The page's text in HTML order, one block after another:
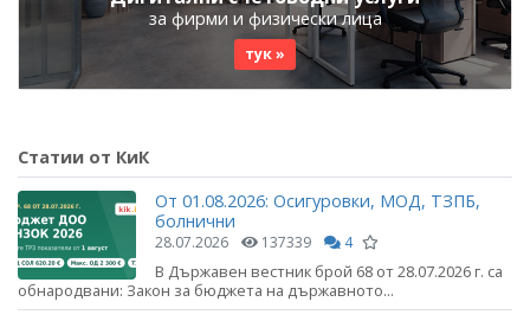
за фирми и физически лица
тук »
Статии от КиК
От 01.08.2026: Осигуровки, МОД, ТЗПБ,
болнични
28.07.2026 137339 4
В Държавен вестник брой 68 от 28.07.2026 г. са
обнародвани: Закон за бюджета на държавното...